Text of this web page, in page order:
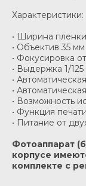
Характеристики:
• Ширина
• Объектив 35
• Фокусировка
• Выдержка 1/125
•
•
• Возможность
• Функция
• Питание от
Фотоаппарат
корпусе
комплекте с